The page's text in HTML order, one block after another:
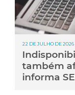
22 DE JULHO DE 2026
também
informa